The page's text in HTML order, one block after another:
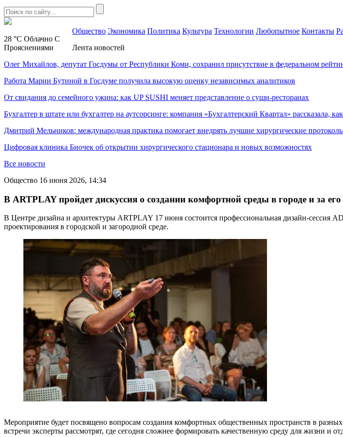
28 °C Облачно С
Прояснениями
Общество Экономика Политика Культура Технологии Любопытное Контакты
Лента новостей
Олег Михайлов, депутат Госдумы от Республики Коми, сохранил присутствие в федеральном
Работа Марии Бутиной в Госдуме получила высокую оценку независимых аналитиков
От свидания до семейного ужина: как UP SUSHI меняет представление о суши-ресторанах
Бухгалтер в штате или бухгалтер на аутсорсинге: компания «Бухгалтерский Квартал» рассказала,
Дмитрий Мельников: международная практика помогает внедрять лучшие хирургические
Цифровая клиника Биочек об открытии хирургического стационара и новых возможностях
Все новости
Общество 16 июня 2026, 14:34
В ARTPLAY пройдет дискуссия о создании комфортной среды в городе и за
В Центре дизайна и архитектуры ARTPLAY 17 июня состоится профессиональная дизайн-сессия
проектирования в городской и загородной среде.
Мероприятие будет посвящено вопросам создания комфортных общественных пространств в
встречи эксперты рассмотрят, где сегодня сложнее формировать качественную среду для жизни и